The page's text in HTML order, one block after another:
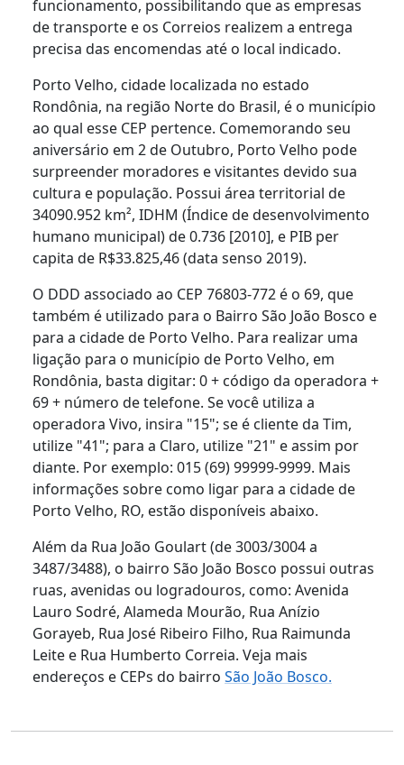
funcionamento, possibilitando que as empresas
de transporte e os Correios realizem a entrega
precisa das encomendas até o local indicado.
Porto Velho, cidade localizada no estado
Rondônia, na região Norte do Brasil, é o município
ao qual esse CEP pertence. Comemorando seu
aniversário em 2 de Outubro, Porto Velho pode
surpreender moradores e visitantes devido sua
cultura e população. Possui área territorial de
34090.952 km², IDHM (Índice de desenvolvimento
humano municipal) de 0.736 [2010], e PIB per
capita de R$33.825,46 (data senso 2019).
O DDD associado ao CEP 76803-772 é o 69, que
também é utilizado para o Bairro São João Bosco e
para a cidade de Porto Velho. Para realizar uma
ligação para o município de Porto Velho, em
Rondônia, basta digitar: 0 + código da operadora +
69 + número de telefone. Se você utiliza a
operadora Vivo, insira "15"; se é cliente da Tim,
utilize "41"; para a Claro, utilize "21" e assim por
diante. Por exemplo: 015 (69) 99999-9999. Mais
informações sobre como ligar para a cidade de
Porto Velho, RO, estão disponíveis abaixo.
Além da Rua João Goulart (de 3003/3004 a
3487/3488), o bairro São João Bosco possui outras
ruas, avenidas ou logradouros, como: Avenida
Lauro Sodré, Alameda Mourão, Rua Anízio
Gorayeb, Rua José Ribeiro Filho, Rua Raimunda
Leite e Rua Humberto Correia. Veja mais
endereços e CEPs do bairro São João Bosco.